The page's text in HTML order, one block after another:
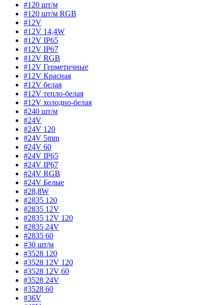
#120 шт/м
#120 шт/м RGB
#12V
#12V 14,4W
#12V IP65
#12V IP67
#12V RGB
#12V Герметичные
#12V Красная
#12V белая
#12V тепло-белая
#12V холодно-белая
#240 шт/м
#24V
#24V 120
#24V 5mm
#24V 60
#24V IP65
#24V IP67
#24V RGB
#24V Белые
#28,8W
#2835 120
#2835 12V
#2835 12V 120
#2835 24V
#2835 60
#30 шт/м
#3528 120
#3528 12V 120
#3528 12V 60
#3528 24V
#3528 60
#36V